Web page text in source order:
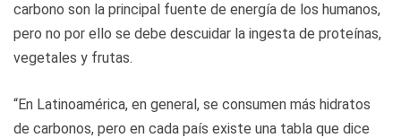
carbono son la principal fuente de energía de los humanos,
pero no por ello se debe descuidar la ingesta de proteínas,
vegetales y frutas.
“En Latinoamérica, en general, se consumen más hidratos
de carbonos, pero en cada país existe una tabla que dice